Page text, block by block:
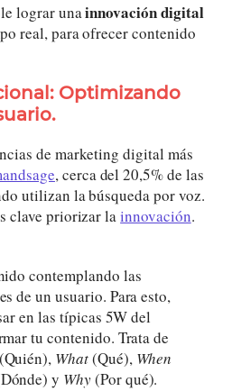
lograr unainnovación digital
real, para ofrecer contenido
Optimizando
de marketing digital más
, cerca del 20,5% de las
utilizan la búsqueda por voz.
clave priorizar lainnovación.
contemplando las
de un usuario. Para esto,
en las típicas 5W del
tu contenido. Trata de
(Quién), What(Qué), When
y Why(Por qué).